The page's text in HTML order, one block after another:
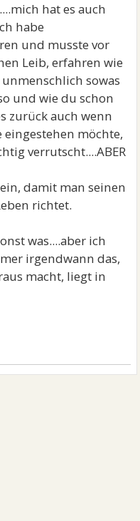
hat es auch
habe
und musste vor
Leib, erfahren wie
sowas
und wie du schon
zurück auch wenn
eingestehen möchte,
verrutscht....ABER
damit man seinen
richtet.
was....aber ich
irgendwann das,
macht, liegt in